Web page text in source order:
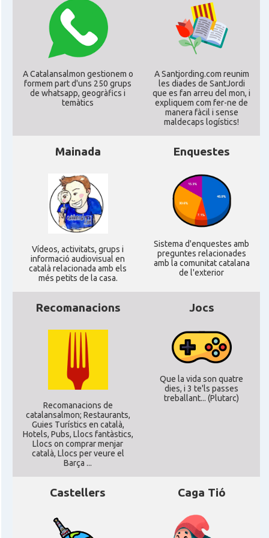
CAMON Catalans a GUERNSEY
CAMON Catalans a HEREFORD
CAMON Catalans a Ipswich
CAMON Catalans a Leeds - Uk
Catalans a LEICESTER
CAMON Catalans a Lincoln
CAMON Catalans a LIVERPOOL
CAMON CATALANS A LONDON - Londres
CAMON CATALANS A MANCHESTER
CAMON Catalans a MILTON KEYNES
CAMON Catalans a Newcastle upon Tyne
CAMON Catalans a OXFORD, UK, Anglaterra
A Catalansalmon gestionem o
formem part d'uns 250 grups
de whatsapp, geogràfics i
temàtics
A Santjording.com reunim
les diades de SantJordi
que es fan arreu del mon, i
expliquem com fer-ne de
manera fàcil i sense
maldecaps logí­stics!
Mainada
Ví­deos, activitats, grups i
informació audiovisual en
català relacionada amb els
més petits de la casa.
Enquestes
Sistema d'enquestes amb
preguntes relacionades
amb la comunitat catalana
de l'exterior
Recomanacions
Recomanacions de
catalansalmon; Restaurants,
Guies Turístics en català,
Hotels, Pubs, Llocs fantàstics,
Llocs on comprar menjar
català, Llocs per veure el
Barça ...
Jocs
Que la vida son quatre
dies, i 3 te'ls passes
treballant... (Plutarc)
Castellers Caga Tió